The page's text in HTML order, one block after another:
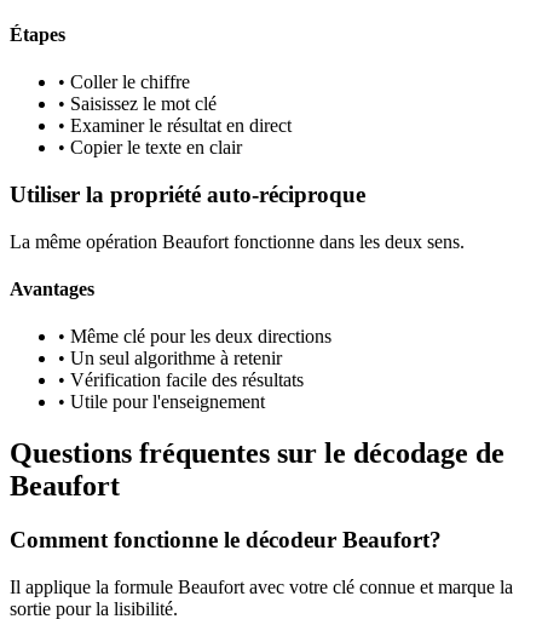
Étapes
• Coller le chiffre
• Saisissez le mot clé
• Examiner le résultat en direct
• Copier le texte en clair
Utiliser la propriété auto-réciproque
La même opération Beaufort fonctionne dans les deux sens.
Avantages
• Même clé pour les deux directions
• Un seul algorithme à retenir
• Vérification facile des résultats
• Utile pour l'enseignement
Questions fréquentes sur le décodage de
Beaufort
Comment fonctionne le décodeur Beaufort?
Il applique la formule Beaufort avec votre clé connue et marque la
sortie pour la lisibilité.